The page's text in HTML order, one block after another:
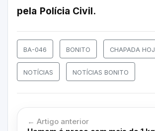
pela Polícia Civil.
BA-046 BONITO CHAPADA
NOTÍCIAS NOTÍCIAS BONITO
← Artigo anterior